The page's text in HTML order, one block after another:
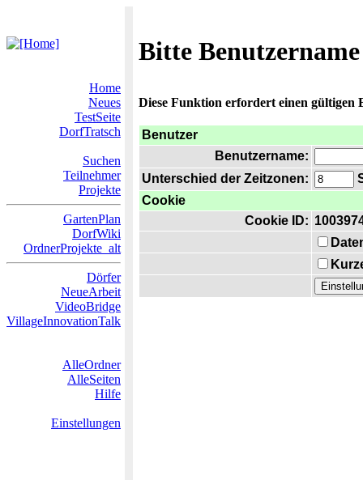
Bitte
Home
Neues
TestSeite
DorfTratsch
Suchen
Teilnehmer
Projekte
GartenPlan
DorfWiki
OrdnerProjekte_alt
Dörfer
NeueArbeit
VideoBridge
VillageInnovationTalk
AlleOrdner
AlleSeiten
Hilfe
Einstellungen
Diese Funktion erfordert einen gültigen
Benutzer
Benutzername:
Unterschied der Zeitzonen:
Cookie
Cookie ID: